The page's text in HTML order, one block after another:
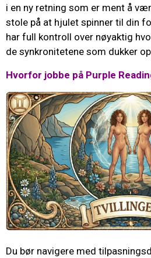
i en ny retning som er ment å
stole på at hjulet spinner til din
har full kontroll over nøyaktig
de synkronitetene som dukker
Hvorfor jobbe på Purple
Du bør navigere med